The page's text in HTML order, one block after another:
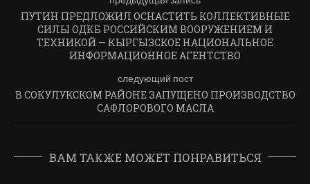
ПУТИН ПРЕДЛОЖИЛ ОСНАСТИТЬ КОЛЛЕКТИВНЫЕ
СИЛЫ ОДКБ РОССИЙСКИМ ВООРУЖЕНИЕМ И
ТЕХНИКОЙ — КЫРГЫЗСКОЕ НАЦИОНАЛЬНОЕ
ИНФОРМАЦИОННОЕ АГЕНТСТВО
следующий пост
В СОКУЛУКСКОМ РАЙОНЕ ЗАПУЩЕНО ПРОИЗВОДСТВО
САФЛОРОВОГО МАСЛА
ВАМ ТАКЖЕ МОЖЕТ ПОНРАВИТЬСЯ